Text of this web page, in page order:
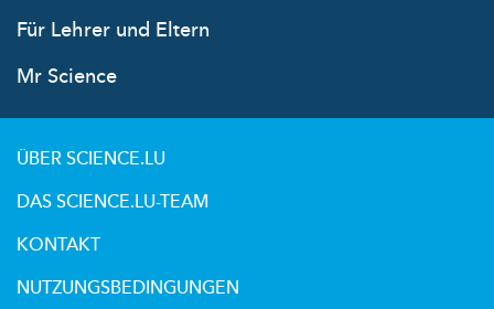
Für Lehrer und Eltern
Mr Science
ÜBER SCIENCE.LU
DAS SCIENCE.LU-TEAM
KONTAKT
NUTZUNGSBEDINGUNGEN